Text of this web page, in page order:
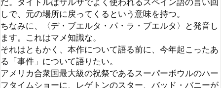
ます。これはマメ知識な。
それはともかく、本作について語る前に、今年起こったあ
る「事件」について語りたい。
アメリカ合衆国最大級の祝祭であるスーパーボウルのハー
フタイムショーに、レゲトンのスター、バッド・バニーが
立った。現代の「帝国」を代表する、ある意味「帝国」の
象徴のようなスポーツの祭典。
いわばまさに「帝国」の中心でスペイン語が鳴り響いたの